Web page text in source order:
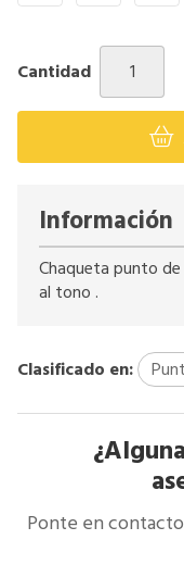
Cantidad
Información
Chaqueta punto
al tono .
Clasificado en:
Ponte en